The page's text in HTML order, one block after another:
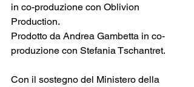
in co-produzione con Oblivion
Production.
Prodotto da Andrea Gambetta in co-
produzione con Stefania Tschantret.
Con il sostegno del Ministero della